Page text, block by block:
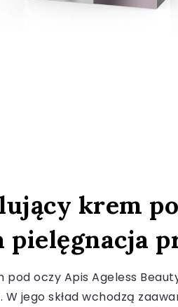
krem
pielęgnacja
pod oczy Apis Ageless
W jego skład wchodzą